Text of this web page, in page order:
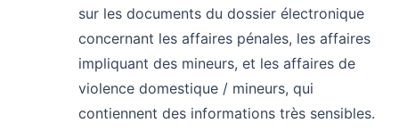
sur les documents du dossier électronique
concernant les affaires pénales, les affaires
impliquant des mineurs, et les affaires de
violence domestique / mineurs, qui
contiennent des informations très sensibles.